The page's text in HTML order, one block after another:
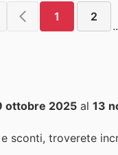
1 2
ottobre 2025 al 13
sconti, troverete